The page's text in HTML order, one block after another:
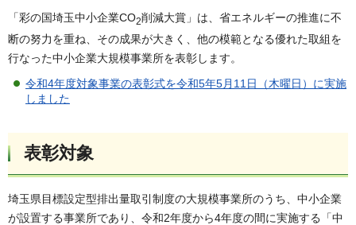
「彩の国埼玉中小企業CO2削減大賞」は、省エネルギーの推進に不
断の努力を重ね、その成果が大きく、他の模範となる優れた取組を
行なった中小企業大規模事業所を表彰します。
令和4年度対象事業の表彰式を令和5年5月11日（木曜日）に実施
しました
表彰対象
埼玉県目標設定型排出量取引制度の大規模事業所のうち、中小企業
が設置する事業所であり、令和2年度から4年度の間に実施する「中